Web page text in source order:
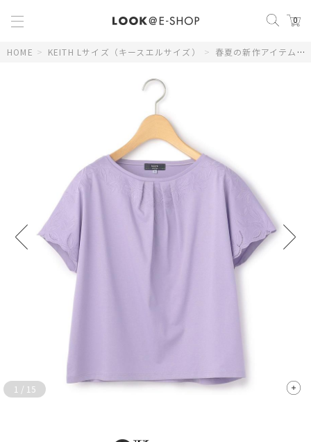
0
HOME > KEITH Lサイズ（キースエルサイズ） > 春夏の新作アイテム >
1 / 15